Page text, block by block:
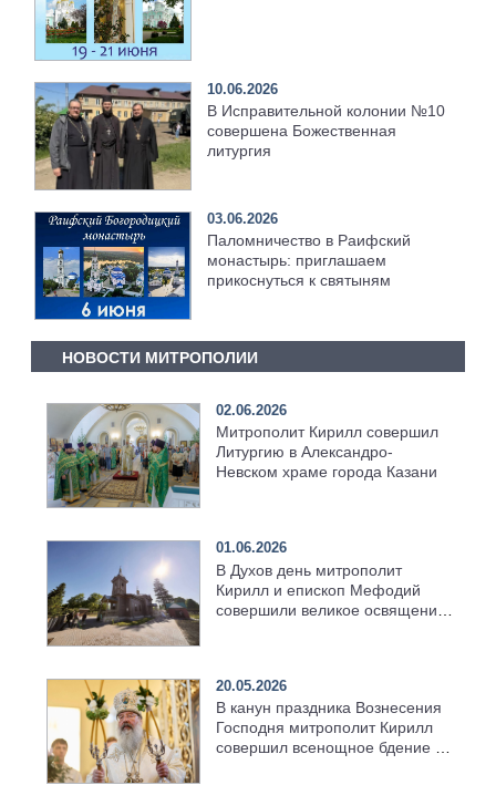
10.06.2026
В Исправительной колонии №10
совершена Божественная
литургия
03.06.2026
Паломничество в Раифский
монастырь: приглашаем
прикоснуться к святыням
НОВОСТИ МИТРОПОЛИИ
02.06.2026
Митрополит Кирилл совершил
Литургию в Александро-
Невском храме города Казани
01.06.2026
В Духов день митрополит
Кирилл и епископ Мефодий
совершили великое освящение
20.05.2026
В канун праздника Вознесения
Господня митрополит Кирилл
совершил всенощное бдение в